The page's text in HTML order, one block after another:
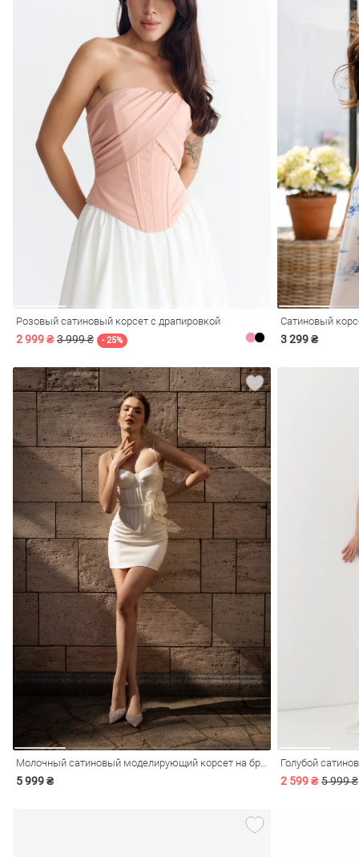
Розовый сатиновый корсет с драпировкой
2 999 ₴ 3 999 ₴ - 25%
Сатиновый
3 299 ₴
Молочный сатиновый моделирующий корсет на бретелях
5 999 ₴
Голубой
2 599 ₴ 5 999 ₴